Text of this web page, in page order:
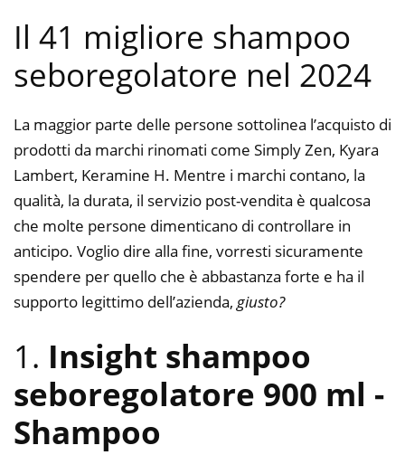
Il 41 migliore shampoo
seboregolatore nel 2024
La maggior parte delle persone sottolinea l’acquisto di
prodotti da marchi rinomati come Simply Zen, Kyara
Lambert, Keramine H. Mentre i marchi contano, la
qualità, la durata, il servizio post-vendita è qualcosa
che molte persone dimenticano di controllare in
anticipo. Voglio dire alla fine, vorresti sicuramente
spendere per quello che è abbastanza forte e ha il
supporto legittimo dell’azienda, giusto?
1. Insight shampoo
seboregolatore 900 ml -
Shampoo